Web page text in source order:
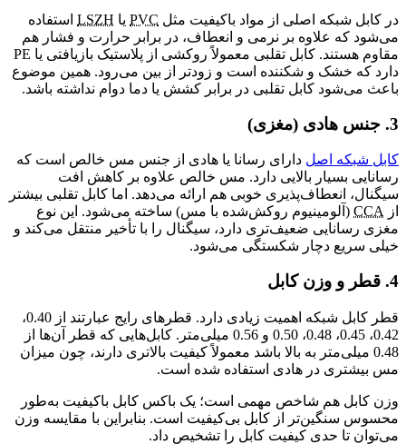
در کابل شبکه اصلی از مواد باکیفیت مثل PVC یا LSZH استفاده
می‌شود که علاوه بر نرمی و انعطاف، در برابر حرارت و فشار هم
مقاوم هستند. کابل تقلبی معمولاً روکشی از پلاستیک بازیافتی یا PE
دارد که خشک و شکننده است و زودتر از بین می‌رود. همین موضوع
باعث می‌شود کابل تقلبی در برابر کشش یا دما دوام نداشته باشد.
3. جنس هادی (مغزی)
کابل شبکه اصل دارای رسانا یا هادی از جنس مس خالص است که
رسانایی بسیار بالایی دارد. مس خالص علاوه بر کاهش افت
سیگنال، انعطاف‌پذیری خوبی هم ارائه می‌دهد. اما کابل تقلبی بیشتر
از CCA (آلومینیوم روکش‌شده با مس) ساخته می‌شود. این نوع
مغزی رسانایی ضعیف‌تری دارد، سیگنال را با تأخیر منتقل می‌کند و
خیلی سریع دچار شکستگی می‌شود.
4. قطر و وزن کابل
قطر کابل شبکه اهمیت زیادی دارد. قطرهای رایج عبارتند از 0.40،
0.42، 0.45، 0.48، 0.50 و 0.56 میلی‌متر. کابل‌هایی که قطر آن‌ها از
0.48 میلی‌متر به بالا باشد معمولاً کیفیت بالاتری دارند، چون میزان
مس بیشتری در هادی استفاده شده است.
وزن کابل هم شاخص مهمی است؛ یک باکس کابل باکیفیت به‌طور
محسوس سنگین‌تر از کابل بی‌کیفیت است. بنابراین با مقایسه وزن
می‌توان تا حدی کیفیت کابل را تشخیص داد.